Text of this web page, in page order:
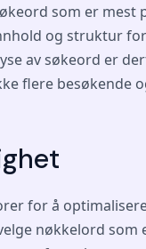
som er
og struktur
av søkeord er
flere besøkende
for å
nøkkelord som